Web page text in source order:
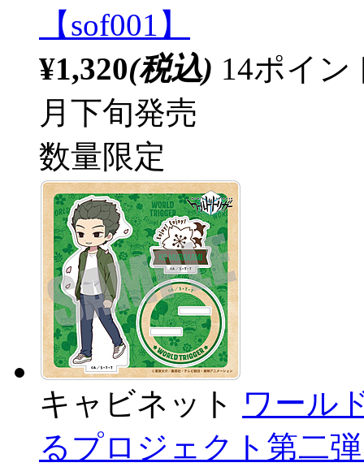
【sof001】
¥1,320(税込) 14ポイ
月下旬発売
数量限定
キャビネット ワール
るプロジェクト第二